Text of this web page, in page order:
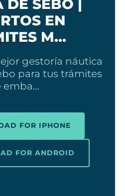
DE SEBO |
EN
M…
gestoría náutica
para tus trámites
emba…
FOR IPHONE
FOR ANDROID